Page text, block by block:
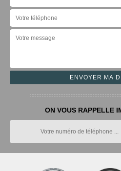
ON VOUS RAPPELLE